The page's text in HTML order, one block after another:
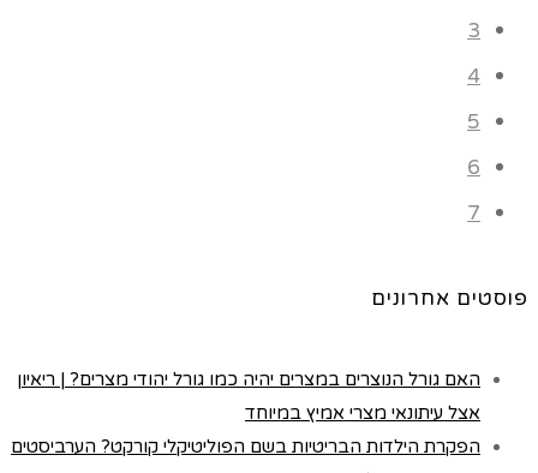
3
4
5
6
7
פוסטים אחרונים
האם גורל הנוצרים במצרים יהיה כמו גורל יהודי מצרים? | ריאיון
אצל עיתונאי מצרי אמיץ במיוחד
הפקרת הילדות הבריטיות בשם הפוליטיקלי קורקט? הערביסטים